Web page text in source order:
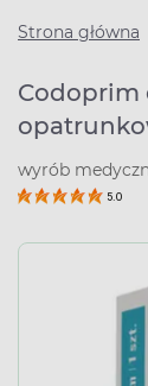
Strona główna
Codoprim
wyrób
5.0